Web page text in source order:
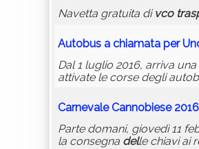
Navetta gratuita di vco
Autobus a chiamata per
Dal 1 luglio 2016, arriva
attivate le corse degli
Carnevale Cannobiese
Parte domani, giovedì 11
la consegna delle chiavi ai